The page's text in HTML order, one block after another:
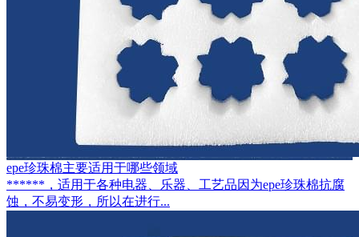
epe珍珠棉主要适用于哪些领域
******，适用于各种电器、乐器、工艺品因为epe珍珠棉抗腐
蚀，不易变形，所以在进行...